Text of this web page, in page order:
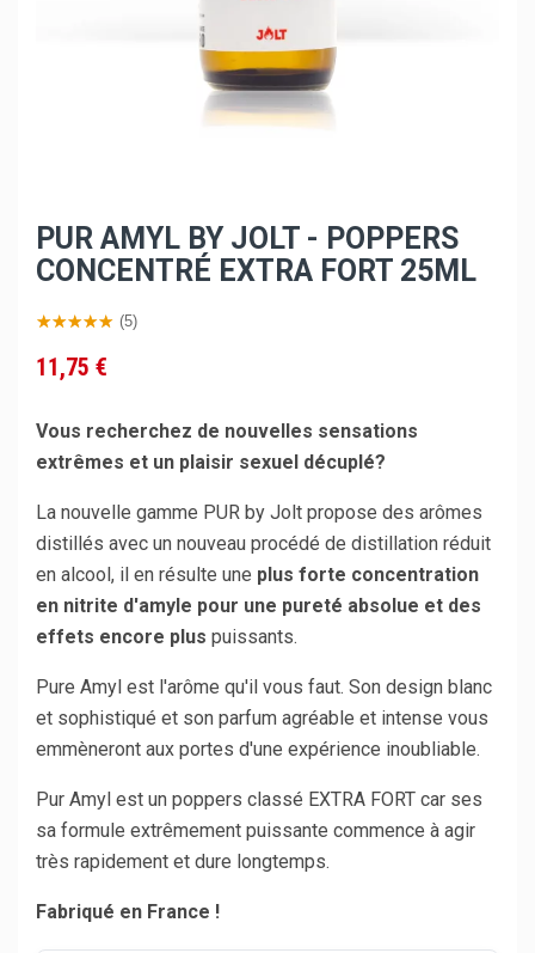
PUR AMYL BY JOLT - POPPERS
CONCENTRÉ EXTRA FORT 25ML
(5)
11,75 €
Vous recherchez de nouvelles sensations
extrêmes et un plaisir sexuel décuplé?
La nouvelle gamme PUR by Jolt propose des arômes
distillés avec un nouveau procédé de distillation réduit
en alcool, il en résulte une plus forte concentration
en nitrite d'amyle pour une pureté absolue et des
effets encore plus puissants.
Pure Amyl est l'arôme qu'il vous faut. Son design blanc
et sophistiqué et son parfum agréable et intense vous
emmèneront aux portes d'une expérience inoubliable.
Pur Amyl est un poppers classé EXTRA FORT car ses
sa formule extrêmement puissante commence à agir
très rapidement et dure longtemps.
Fabriqué en France !